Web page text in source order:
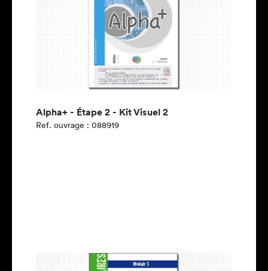
Alpha+ - Étape 2 - Kit Visuel 2
Ref. ouvrage : 088919